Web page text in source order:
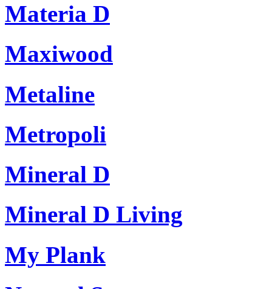
Materia D
Maxiwood
Metaline
Metropoli
Mineral D
Mineral D Living
My Plank